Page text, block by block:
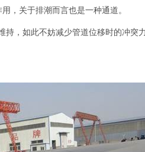
，关于排潮而言也是一种通道。
持，如此不妨减少管道位移时的冲突